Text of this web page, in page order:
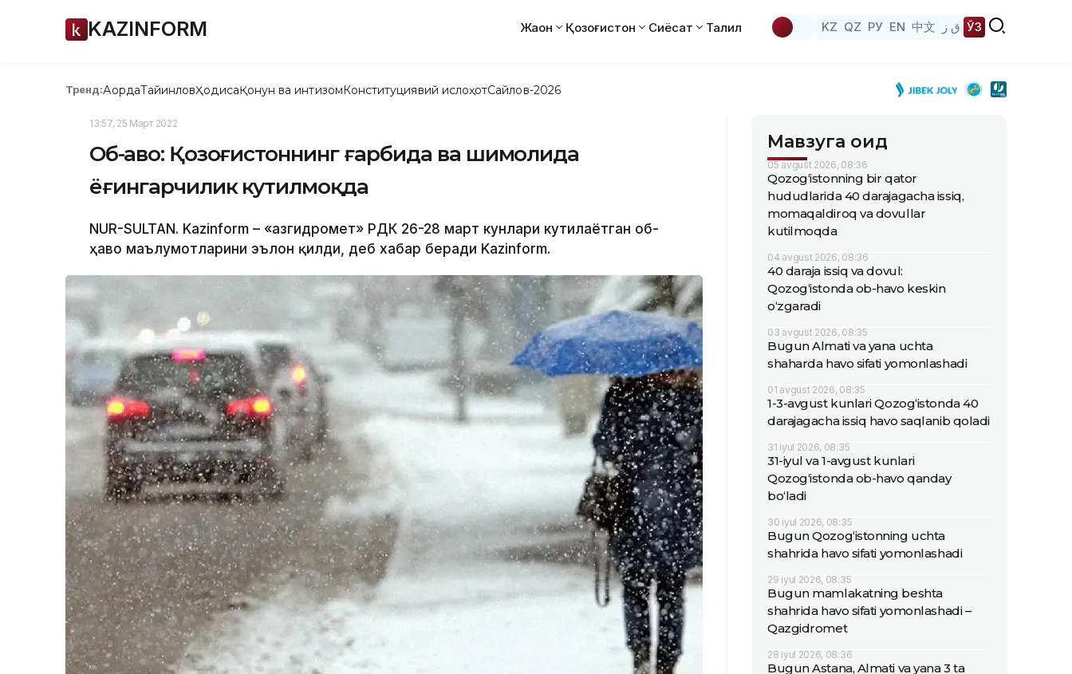
KAZINFORM Жаҳон Қозоғистон Сиёсат Таҳлил KZ QZ РУ EN 中文 ق ز ЎЗ
Тренд:АқордаТайинловҲодисаҚонун ва интизомКонституциявий ислоҳотСайлов-2026
13:57, 25 Март 2022
Об-ҳаво: Қозоғистоннинг ғарбида ва шимолида
ёғингарчилик кутилмоқда
NUR-SULTAN. Kazinform – «Қазгидромет» РДК 26-28 март кунлари кутилаётган об-
ҳаво маълумотларини эълон қилди, деб хабар беради Kazinform.
Мавзуга оид
05 avgust 2026, 08:36
Qozog‘istonning bir qator
hududlarida 40 darajagacha issiq,
momaqaldiroq va dovullar
kutilmoqda
04 avgust 2026, 08:36
40 daraja issiq va dovul:
Qozog‘istonda ob-havo keskin
o‘zgaradi
03 avgust 2026, 08:35
Bugun Almati va yana uchta
shaharda havo sifati yomonlashadi
01 avgust 2026, 08:35
1-3-avgust kunlari Qozog‘istonda 40
darajagacha issiq havo saqlanib qoladi
31 iyul 2026, 08:35
31-iyul va 1-avgust kunlari
Qozog‘istonda ob-havo qanday
bo‘ladi
30 iyul 2026, 08:35
Bugun Qozog‘istonning uchta
shahrida havo sifati yomonlashadi
29 iyul 2026, 08:35
Bugun mamlakatning beshta
shahrida havo sifati yomonlashadi –
Qazgidromet
28 iyul 2026, 08:36
Bugun Astana, Almati va yana 3 ta